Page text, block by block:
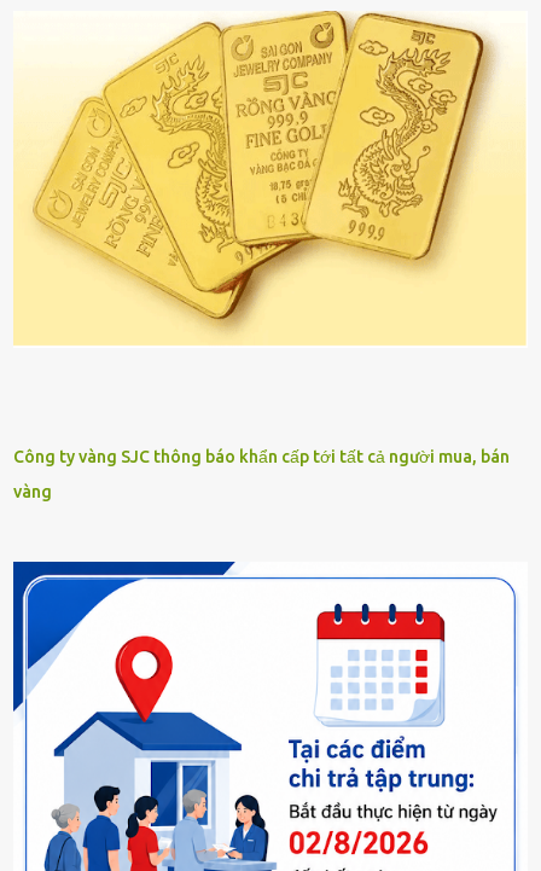
Công ty vàng SJC thông báo khẩn cấp tới tất cả người mua, bán
vàng